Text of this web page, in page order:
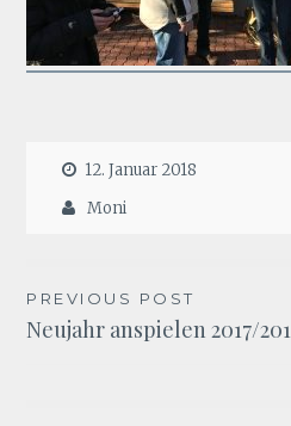
12. Januar 2018
Moni
Beitragsnavigation
PREVIOUS POST
Neujahr anspielen 2017/